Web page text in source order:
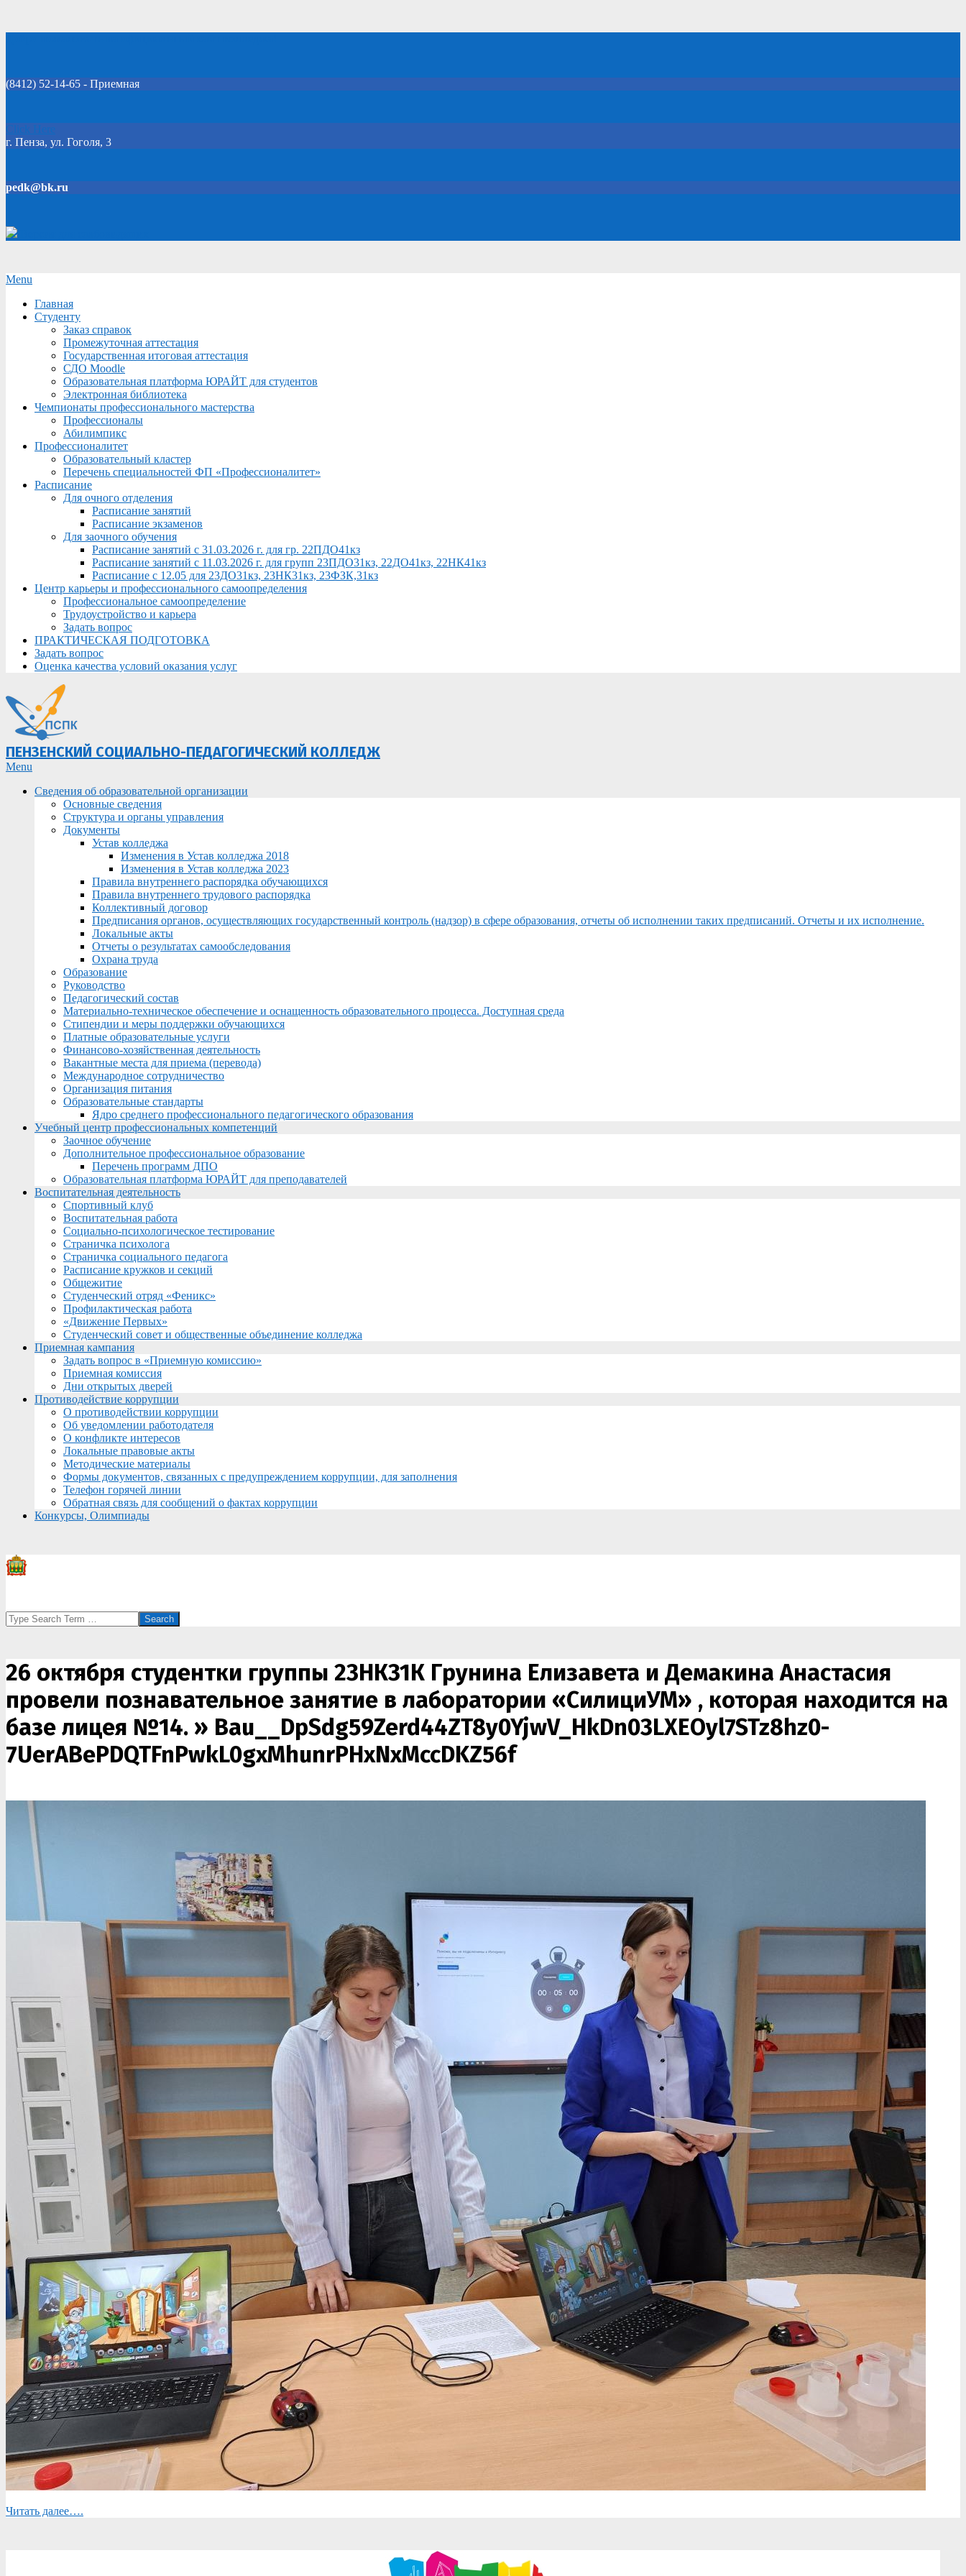
(8412) 52-14-65 - Приемная
Click Here
г. Пенза, ул. Гоголя, 3
pedk@bk.ru
Secondary
Menu
Menu
Главная
Студенту
Заказ справок
Промежуточная аттестация
Государственная итоговая аттестация
СДО Moodle
Образовательная платформа ЮРАЙТ для студентов
Электронная библиотека
Чемпионаты профессионального мастерства
Профессионалы
Абилимпикс
Профессионалитет
Образовательный кластер
Перечень специальностей ФП «Профессионалитет»
Расписание
Для очного отделения
Расписание занятий
Расписание экзаменов
Для заочного обучения
Расписание занятий с 31.03.2026 г. для гр. 22ПДО41кз
Расписание занятий с 11.03.2026 г. для групп 23ПДО31кз, 22ДО41кз, 22НК41кз
Расписание с 12.05 для 23ДО31кз, 23НК31кз, 23ФЗК,31кз
Центр карьеры и профессионального самоопределения
Профессиональное самоопределение
Трудоустройство и карьера
Задать вопрос
ПРАКТИЧЕСКАЯ ПОДГОТОВКА
Задать вопрос
Оценка качества условий оказания услуг
ПЕНЗЕНСКИЙ СОЦИАЛЬНО-ПЕДАГОГИЧЕСКИЙ КОЛЛЕДЖ
Primary
Menu
Menu
Сведения об образовательной организации
Основные сведения
Структура и органы управления
Документы
Устав колледжа
Изменения в Устав колледжа 2018
Изменения в Устав колледжа 2023
Правила внутреннего распорядка обучающихся
Правила внутреннего трудового распорядка
Коллективный договор
Предписания органов, осуществляющих государственный контроль (надзор) в сфере образования, отчеты об исполнении таких предписаний. Отчеты и их исполнение.
Локальные акты
Отчеты о результатах самообследования
Охрана труда
Образование
Руководство
Педагогический состав
Материально-техническое обеспечение и оснащенность образовательного процесса. Доступная среда
Стипендии и меры поддержки обучающихся
Платные образовательные услуги
Финансово-хозяйственная деятельность
Вакантные места для приема (перевода)
Международное сотрудничество
Организация питания
Образовательные стандарты
Ядро среднего профессионального педагогического образования
Учебный центр профессиональных компетенций
Заочное обучение
Дополнительное профессиональное образование
Перечень программ ДПО
Образовательная платформа ЮРАЙТ для преподавателей
Воспитательная деятельность
Спортивный клуб
Воспитательная работа
Социально-психологическое тестирование
Страничка психолога
Страничка социального педагога
Расписание кружков и секций
Общежитие
Студенческий отряд «Феникс»
Профилактическая работа
«Движение Первых»
Студенческий совет и общественные объединение колледжа
Приемная кампания
Задать вопрос в «Приемную комиссию»
Приемная комиссия
Дни открытых дверей
Противодействие коррупции
О противодействии коррупции
Об уведомлении работодателя
О конфликте интересов
Локальные правовые акты
Методические материалы
Формы документов, связанных с предупреждением коррупции, для заполнения
Телефон горячей линии
Обратная связь для сообщений о фактах коррупции
Конкурсы, Олимпиады
Search
26 октября студентки группы 23НК31К Грунина Елизавета и Демакина Анастасия
провели познавательное занятие в лаборатории «СилициУМ» , которая находится на
базе лицея №14. » Bau__DpSdg59Zerd44ZT8y0YjwV_HkDn03LXEOyl7STz8hz0-
7UerABePDQTFnPwkL0gxMhunrPHxNxMccDKZ56f
Читать далее….